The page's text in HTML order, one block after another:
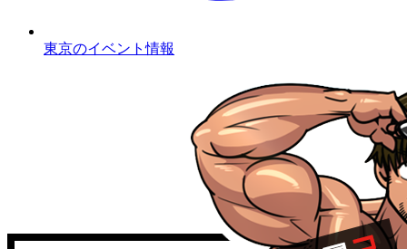
東京のイベント情報